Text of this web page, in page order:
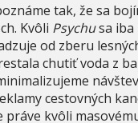
tak, že sa
Kvôli Psychusa iba
od zberu
chutiť voda z
cestovných
práve kvôli